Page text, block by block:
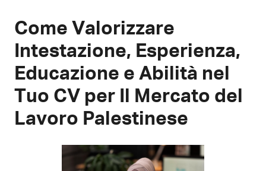
Come Valorizzare
Intestazione, Esperienza,
Educazione e Abilità nel
Tuo CV per Il Mercato del
Lavoro Palestinese